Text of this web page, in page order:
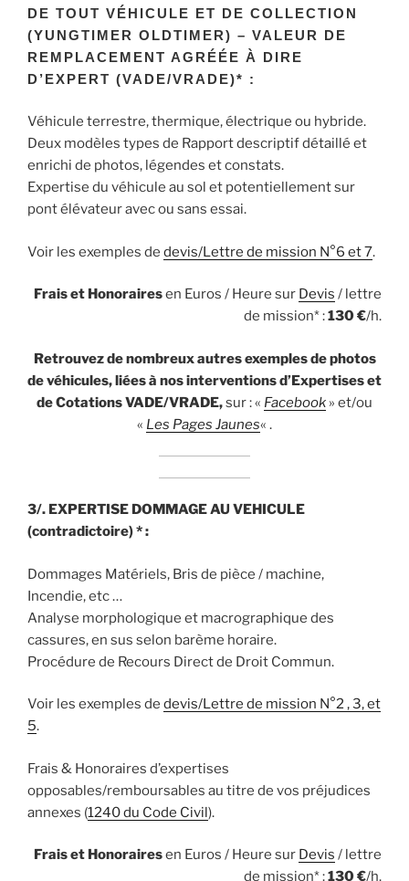
DE TOUT VÉHICULE ET DE COLLECTION
(YUNGTIMER OLDTIMER) – VALEUR DE
REMPLACEMENT AGRÉÉE À DIRE
D’EXPERT (VADE/VRADE)* :
Véhicule terrestre, thermique, électrique ou hybride.
Deux modèles types de Rapport descriptif détaillé et
enrichi de photos, légendes et constats.
Expertise du véhicule au sol et potentiellement sur
pont élévateur avec ou sans essai.
Voir les exemples de devis/Lettre de mission N°6 et 7.
Frais et Honorairesen Euros / Heure sur Devis / lettre
de mission* :130€/h.
Retrouvez de nombreux autres exemples de photos
de véhicules, liées à nos interventions d’Expertises et
de Cotations VADE/VRADE,sur : « Facebook » et/ou
« Les Pages Jaunes« .
3/. EXPERTISE DOMMAGE AU VEHICULE
(contradictoire) * :
Dommages Matériels, Bris de pièce / machine,
Incendie, etc …
Analyse morphologique et macrographique des
cassures, en sus selon barème horaire.
Procédure de Recours Direct de Droit Commun.
Voir les exemples de devis/Lettre de mission N°2 , 3, et
5.
Frais & Honoraires d’expertises
opposables/remboursables au titre de vos préjudices
annexes (1240 du Code Civil).
Frais et Honorairesen Euros / Heure sur Devis / lettre
de mission* :130€/h.